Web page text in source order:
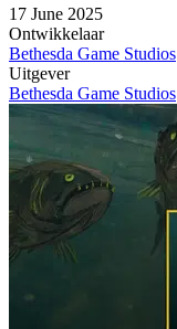
17 June 2025
Ontwikkelaar
Bethesda Game Studios
Uitgever
Bethesda Game Studios